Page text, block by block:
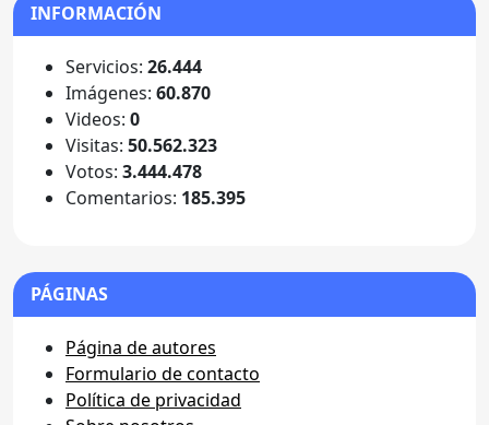
INFORMACIÓN
Servicios: 26.444
Imágenes: 60.870
Videos: 0
Visitas: 50.562.323
Votos: 3.444.478
Comentarios: 185.395
PÁGINAS
Página de autores
Formulario de contacto
Política de privacidad